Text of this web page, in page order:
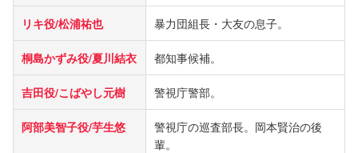
リキ役/松浦祐也 暴力団組長・大友の息子。
桐島かずみ役/夏川結衣 都知事候補。
吉田役/こばやし元樹 警視庁警部。
阿部美智子役/芋生悠
警視庁の巡査部長。岡本賢治の後
輩。